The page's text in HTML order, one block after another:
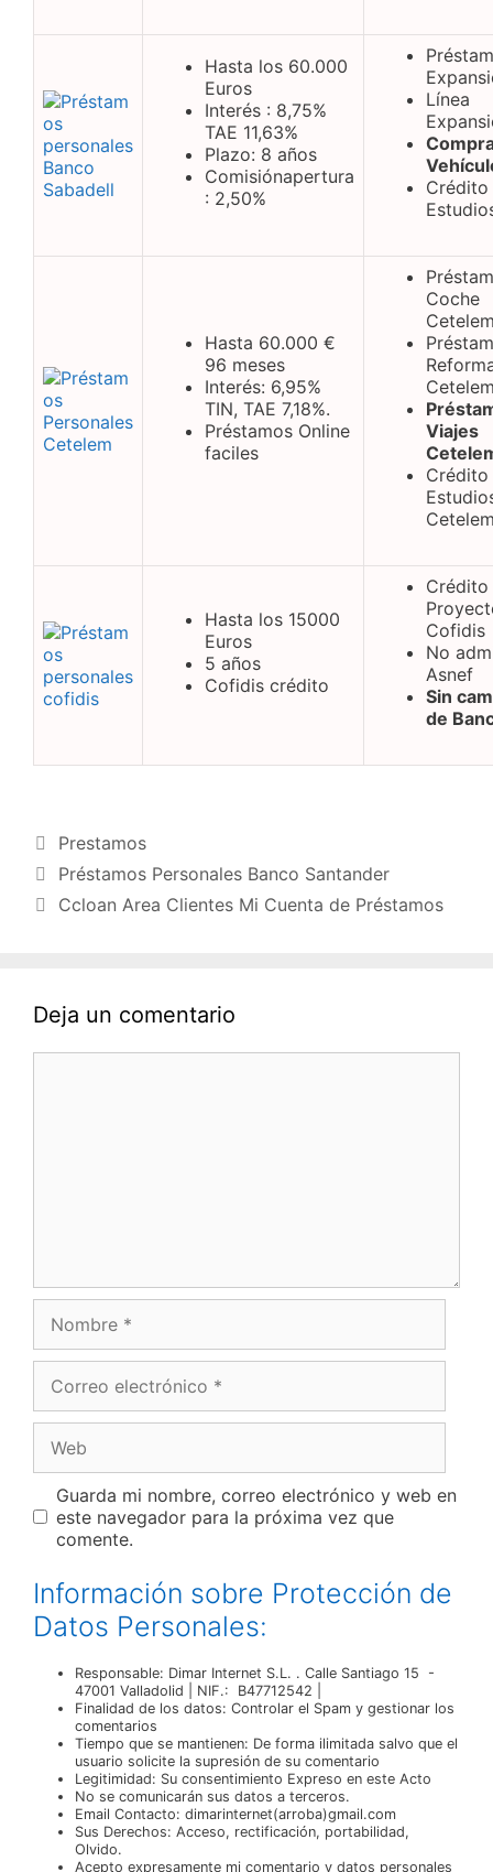
Hasta los 60.000
Euros
Interés : 8,75%
TAE 11,63%
Plazo: 8 años
Comisiónapertura
: 2,50%
Línea
Crédito
Hasta 60.000 €
96 meses
Interés: 6,95%
TIN, TAE 7,18%.
Préstamos Online
faciles
Coche
Viajes
Crédito
Hasta los 15000
Euros
5 años
Cofidis crédito
Crédito
Cofidis
No
Asnef
Sin
de
Categorías
Prestamos
Préstamos Personales Banco Santander
Ccloan Area Clientes Mi Cuenta de Préstamos
Deja un comentario
electrónico
Guarda mi nombre, correo electrónico y web en
este navegador para la próxima vez que
comente.
Información sobre Protección de
Datos Personales:
Responsable: Dimar Internet S.L. . Calle Santiago 15 -
47001 Valladolid | NIF.: B47712542 |
Finalidad de los datos: Controlar el Spam y gestionar los
comentarios
Tiempo que se mantienen: De forma ilimitada salvo que el
usuario solicite la supresión de su comentario
Legitimidad: Su consentimiento Expreso en este Acto
No se comunicarán sus datos a terceros.
Email Contacto: dimarinternet(arroba)gmail.com
Sus Derechos: Acceso, rectificación, portabilidad,
Olvido.
Acepto expresamente mi comentario y datos personales